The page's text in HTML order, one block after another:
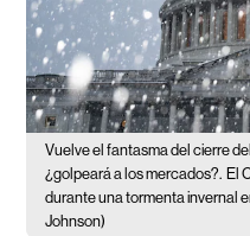
Vuelve el fantasma del cierre
¿golpeará a los mercados?. El
durante una tormenta invernal
Johnson)